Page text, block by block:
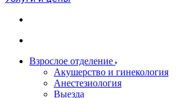
Взрослое отделение
Акушерство и гинекология
Анестезиология
Выезда